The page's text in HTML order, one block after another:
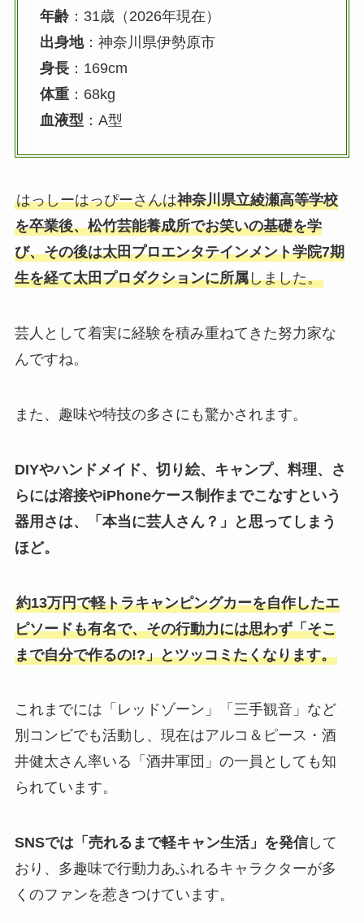
年齢：31歳（2026年現在）
出身地：神奈川県伊勢原市
身長：169cm
体重：68kg
血液型 ：A型
はっしーはっぴーさんは神奈川県立綾瀬高等学校
を卒業後、松竹芸能養成所でお笑いの基礎を学
び、その後は太田プロエンタテインメント学院7期
生を経て太田プロダクションに所属しました。
芸人として着実に経験を積み重ねてきた努力家な
んですね。
また、趣味や特技の多さにも驚かされます。
DIYやハンドメイド、切り絵、キャンプ、料理、さ
らには溶接やiPhoneケース制作までこなすという
器用さは、「本当に芸人さん？」と思ってしまう
ほど。
約13万円で軽トラキャンピングカーを自作したエ
ピソードも有名で、その行動力には思わず「そこ
まで自分で作るの!?」とツッコミたくなります。
これまでには「レッドゾーン」「三手観音」など
別コンビでも活動し、現在はアルコ＆ピース・酒
井健太さん率いる「酒井軍団」の一員としても知
られています。
SNSでは「売れるまで軽キャン生活」を発信して
おり、多趣味で行動力あふれるキャラクターが多
くのファンを惹きつけています。